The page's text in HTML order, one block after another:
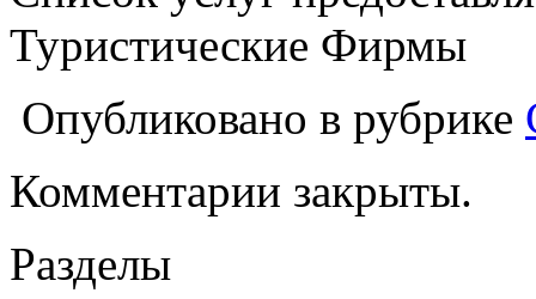
Туристические Фирмы
Опубликовано в рубрике
Комментарии закрыты.
Разделы